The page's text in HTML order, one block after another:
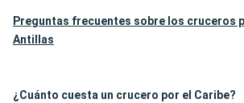
Preguntas frecuentes sobre los cruceros
Antillas
¿Cuánto cuesta un crucero por el Caribe?